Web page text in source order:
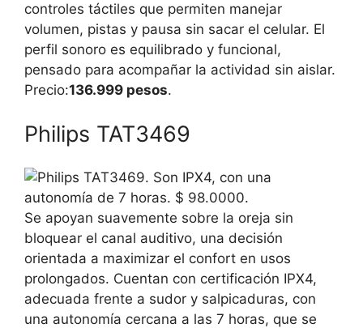
controles táctiles que permiten manejar
volumen, pistas y pausa sin sacar el celular. El
perfil sonoro es equilibrado y funcional,
pensado para acompañar la actividad sin aislar.
Precio:136.999 pesos.
Philips TAT3469
Se apoyan suavemente sobre la oreja sin
bloquear el canal auditivo, una decisión
orientada a maximizar el confort en usos
prolongados. Cuentan con certificación IPX4,
adecuada frente a sudor y salpicaduras, con
una autonomía cercana a las 7 horas, que se